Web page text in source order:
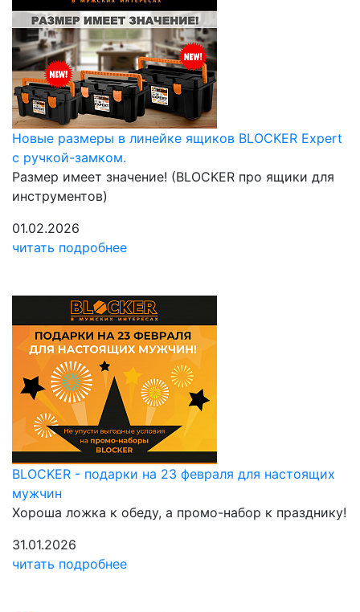
Новые размеры в линейке ящиков BLOCKER Expert
с ручкой-замком.
Размер имеет значение! (BLOCKER про ящики для
инструментов)
01.02.2026
читать подробнее
BLOCKER - подарки на 23 февраля для настоящих
мужчин
Хороша ложка к обеду, а промо-набор к празднику!
31.01.2026
читать подробнее